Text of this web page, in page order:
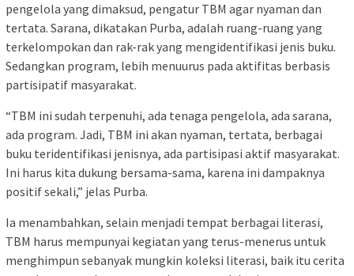
pengelola yang dimaksud, pengatur TBM agar nyaman dan
tertata. Sarana, dikatakan Purba, adalah ruang-ruang yang
terkelompokan dan rak-rak yang mengidentifikasi jenis buku.
Sedangkan program, lebih menuurus pada aktifitas berbasis
partisipatif masyarakat.
“TBM ini sudah terpenuhi, ada tenaga pengelola, ada sarana,
ada program. Jadi, TBM ini akan nyaman, tertata, berbagai
buku teridentifikasi jenisnya, ada partisipasi aktif masyarakat.
Ini harus kita dukung bersama-sama, karena ini dampaknya
positif sekali,” jelas Purba.
Ia menambahkan, selain menjadi tempat berbagai literasi,
TBM harus mempunyai kegiatan yang terus-menerus untuk
menghimpun sebanyak mungkin koleksi literasi, baik itu cerita